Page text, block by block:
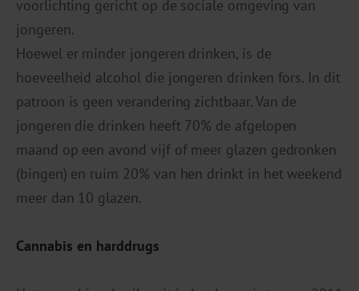
voorlichting gericht op de sociale omgeving van
jongeren.
Hoewel er minder jongeren drinken, is de
hoeveelheid alcohol die jongeren drinken fors. In dit
patroon is geen verandering zichtbaar. Van de
jongeren die drinken heeft 70% de afgelopen
maand op een avond vijf of meer glazen gedronken
(bingen) en ruim 20% van hen drinkt in het weekend
meer dan 10 glazen.
Cannabis en harddrugs